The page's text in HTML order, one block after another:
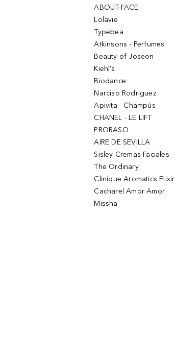
ABOUT-FACE
Lolavie
Typebea
Atkinsons - Perfumes
Beauty of Joseon
Kiehl’s
Biodance
Narciso Rodriguez
Apivita - Champús
CHANEL - LE LIFT
PRORASO
AIRE DE SEVILLA
Sisley Cremas Faciales
The Ordinary
Clinique Aromatics Elixir
Cacharel Amor Amor
Missha